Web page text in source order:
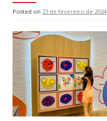
Posted on 23 de fevereiro de 2024